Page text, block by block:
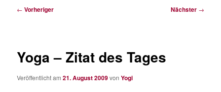
Beitragsnavigation
← Vorheriger Nächster →
Yoga – Zitat des Tages
Veröffentlicht am21. August 2009vonYogi